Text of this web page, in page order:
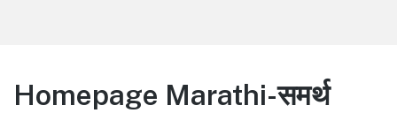
Homepage Marathi-समर्थ